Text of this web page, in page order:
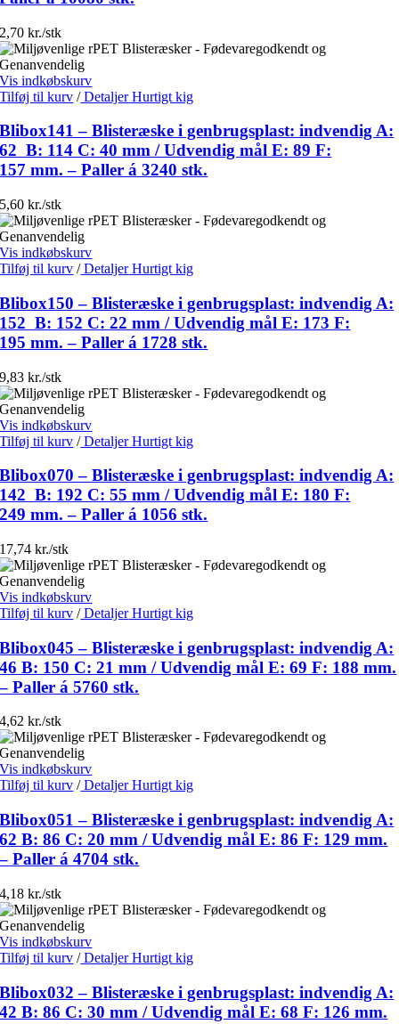
2,70 kr./stk
Vis indkøbskurv
Tilføj til kurv /DetaljerHurtigt kig
Blibox141 – Blisteræske i genbrugsplast: indvendig A:
62 B: 114 C: 40 mm / Udvendig mål E: 89 F:
157 mm. – Paller á 3240 stk.
5,60 kr./stk
Vis indkøbskurv
Tilføj til kurv /DetaljerHurtigt kig
Blibox150 – Blisteræske i genbrugsplast: indvendig A:
152 B: 152 C: 22 mm / Udvendig mål E: 173 F:
195 mm. – Paller á 1728 stk.
9,83 kr./stk
Vis indkøbskurv
Tilføj til kurv /DetaljerHurtigt kig
Blibox070 – Blisteræske i genbrugsplast: indvendig A:
142 B: 192 C: 55 mm / Udvendig mål E: 180 F:
249 mm. – Paller á 1056 stk.
17,74 kr./stk
Vis indkøbskurv
Tilføj til kurv /DetaljerHurtigt kig
Blibox045 – Blisteræske i genbrugsplast: indvendig A:
46 B: 150 C: 21 mm / Udvendig mål E: 69 F: 188 mm.
– Paller á 5760 stk.
4,62 kr./stk
Vis indkøbskurv
Tilføj til kurv /DetaljerHurtigt kig
Blibox051 – Blisteræske i genbrugsplast: indvendig A:
62 B: 86 C: 20 mm / Udvendig mål E: 86 F: 129 mm.
– Paller á 4704 stk.
4,18 kr./stk
Vis indkøbskurv
Tilføj til kurv /DetaljerHurtigt kig
Blibox032 – Blisteræske i genbrugsplast: indvendig A:
42 B: 86 C: 30 mm / Udvendig mål E: 68 F: 126 mm.